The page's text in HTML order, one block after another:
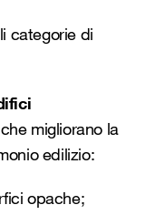
categorie di
migliorano la
edilizio:
opache;